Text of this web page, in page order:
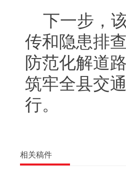
下一步，
传和隐患排
防范化解道
筑牢全县交
行。
相关稿件